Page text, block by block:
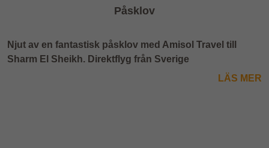
Påsklov
Njut av en fantastisk påsklov med Amisol Travel till
Sharm El Sheikh. Direktflyg från Sverige
LÄS MER